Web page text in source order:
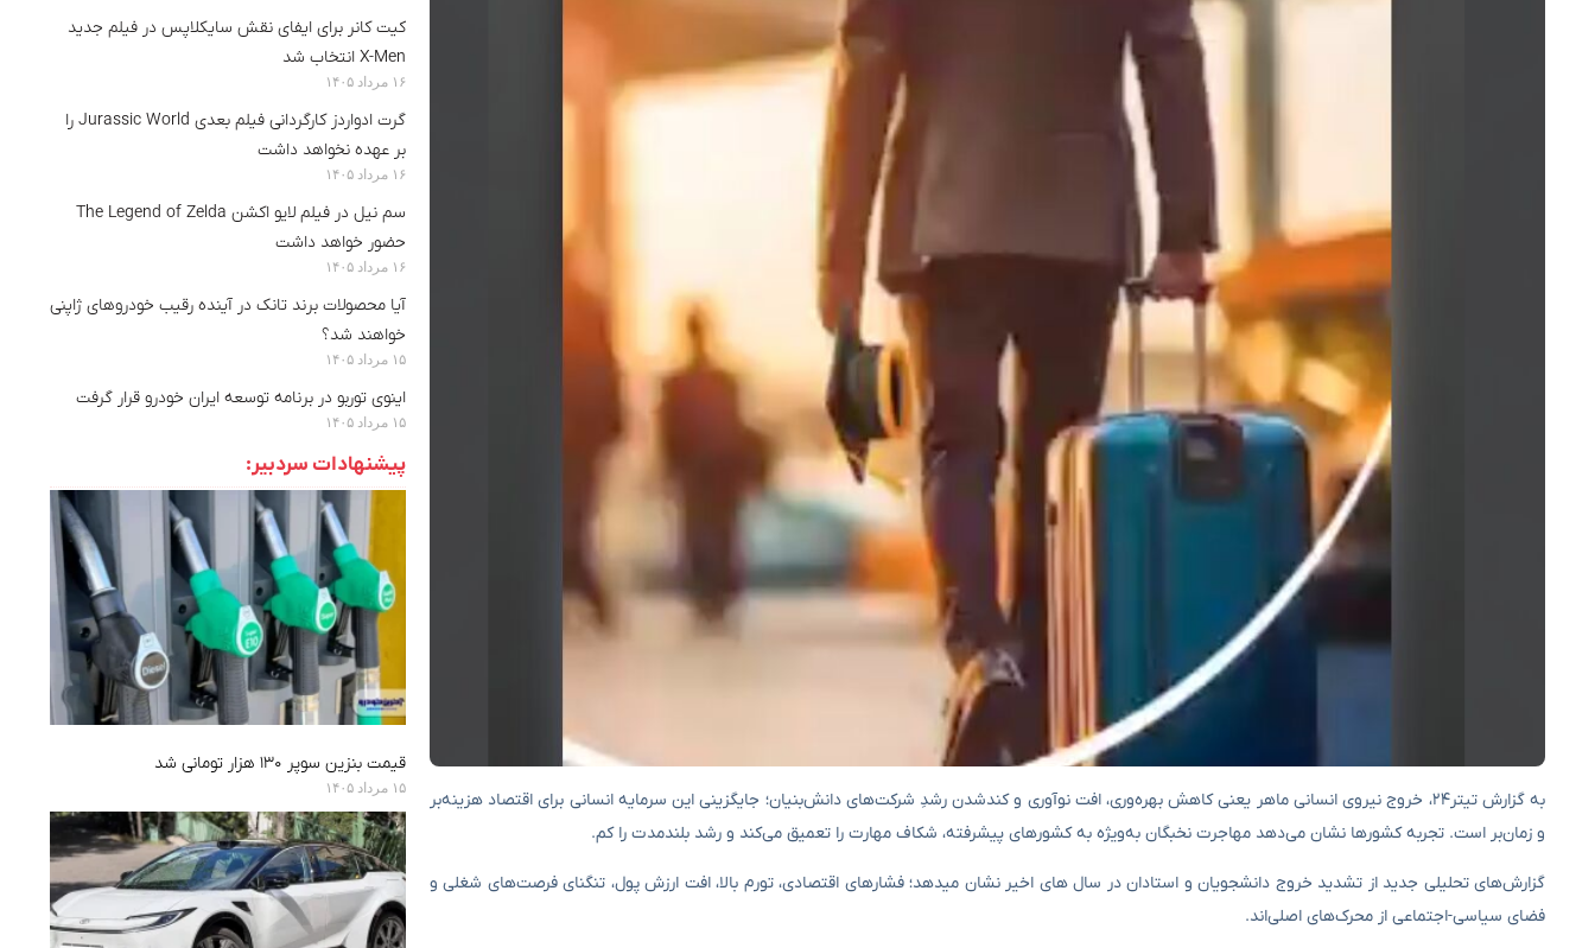
به گزارش تیتر۲۴، خروج نیروی انسانی ماهر یعنی کاهش بهره‌وری، افت نوآوری و کندشدن رشدِ شرکت‌های دانش‌بنیان؛ جایگزینی این سرمایه انسانی برای اقتصاد هزینه‌بر
و زمان‌بر است. تجربه کشورها نشان می‌دهد مهاجرت نخبگان به‌ویژه به کشورهای پیشرفته، شکاف مهارت را تعمیق می‌کند و رشد بلندمدت را کم.
گزارش‌های تحلیلی جدید از تشدید خروج دانشجویان و استادان در سال های اخیر نشان میدهد؛ فشارهای اقتصادی، تورم بالا، افت ارزش پول، تنگنای فرصت‌های شغلی و
فضای سیاسی-اجتماعی از محرک‌های اصلی‌اند.
کیت کانر برای ایفای نقش سایکلاپس در فیلم جدید
X-Men انتخاب شد
۱۶ مرداد ۱۴۰۵
گرت ادواردز کارگردانی فیلم بعدی Jurassic World را
بر عهده نخواهد داشت
۱۶ مرداد ۱۴۰۵
سم نیل در فیلم لایو اکشن The Legend of Zelda
حضور خواهد داشت
۱۶ مرداد ۱۴۰۵
آیا محصولات برند تانک در آینده رقیب خودروهای ژاپنی
خواهند شد؟
۱۵ مرداد ۱۴۰۵
اینوی توربو در برنامه توسعه ایران خودرو قرار گرفت
۱۵ مرداد ۱۴۰۵
پیشنهادات سردبیر:
قیمت بنزین سوپر ۱۳۰ هزار تومانی شد
۱۵ مرداد ۱۴۰۵